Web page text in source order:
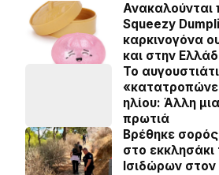
Ανακαλούνται
Squeezy
καρκινογόνα
και στην
Το
ηλίου: Άλλη
πρωτιά
Βρέθηκε
στο
Ισιδώρων